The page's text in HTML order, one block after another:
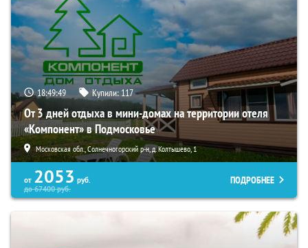
18:49:48 Купили: 117
От 3 дней отдыха в мини-домах на территории отеля
«Компонент» в Подмосковье
Московская обл., Солнечногорский р-н, д. Колтышево, 1
от 2053 руб.
до67400руб.
ПОДРОБНЕЕ